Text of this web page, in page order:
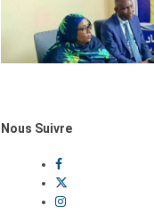
Nous Suivre